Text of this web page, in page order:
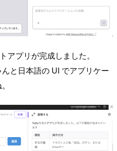
アプリが完成しました。
と日本語の UI でアプリケー